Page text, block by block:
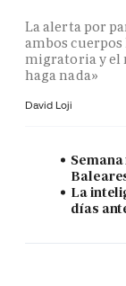
La alerta por
ambos
migratoria y el
haga nada»
David Loji
La
días